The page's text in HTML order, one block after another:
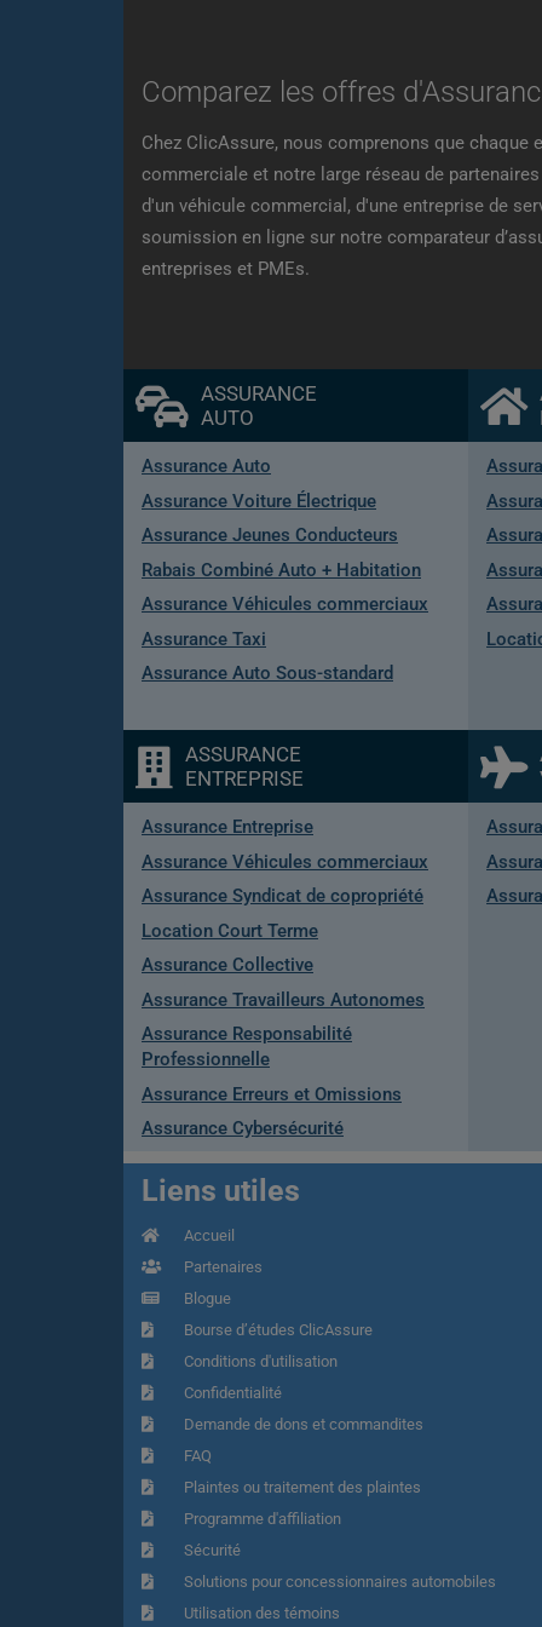
Comparez les offres
Chez ClicAssure, nous comprenons que chaque
commerciale et notre large réseau de
d'un véhicule commercial, d'une entreprise de
soumission en ligne sur notre comparateur
entreprises et PMEs.
ASSURANCE
AUTO
Assurance Auto
Assurance Voiture Électrique
Assurance Jeunes Conducteurs
Rabais Combiné Auto + Habitation
Assurance Véhicules commerciaux
Assurance Taxi
Assurance Auto Sous-standard
ASSURANCE
ENTREPRISE
Assurance Entreprise
Assurance Véhicules commerciaux
Assurance Syndicat de copropriété
Location Court Terme
Assurance Collective
Assurance Travailleurs Autonomes
Assurance Responsabilité
Professionnelle
Assurance Erreurs et Omissions
Assurance Cybersécurité
Liens utiles
Accueil
Partenaires
Blogue
Bourse d’études ClicAssure
Conditions d'utilisation
Confidentialité
Demande de dons et commandites
FAQ
Plaintes ou traitement des plaintes
Programme d'affiliation
Sécurité
Solutions pour concessionnaires automobiles
Utilisation des témoins